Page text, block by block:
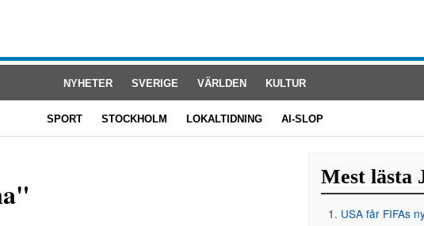
NYHETER SVERIGE VÄRLDEN KULTUR
SPORT STOCKHOLM LOKALTIDNING AI-SLOP
Mest lästa
USA får FIFAs